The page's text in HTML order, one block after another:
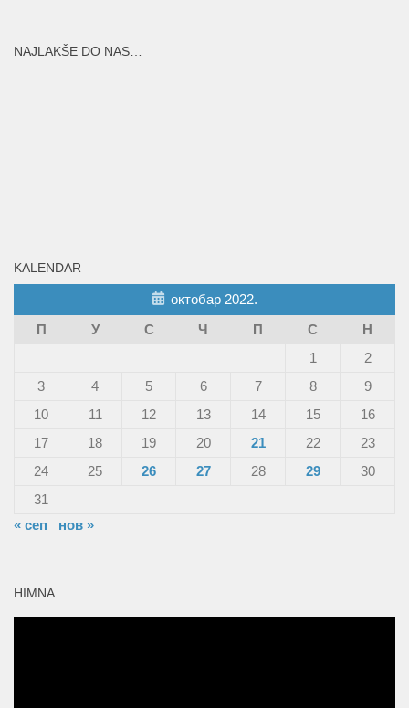
NAJLAKŠE DO NAS…
KALENDAR
октобар 2022.
П
У С Ч П С
Н
1
2
3
4 5 6 7 8
9
10
11 12 13 14 15
16
17
18 19 20 21 22
23
24
25 26 27 28 29
30
31
« сеп
нов »
HIMNA